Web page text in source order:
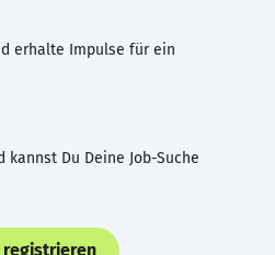
erhalte Impulse für ein
Du Deine Job-Suche
registrieren